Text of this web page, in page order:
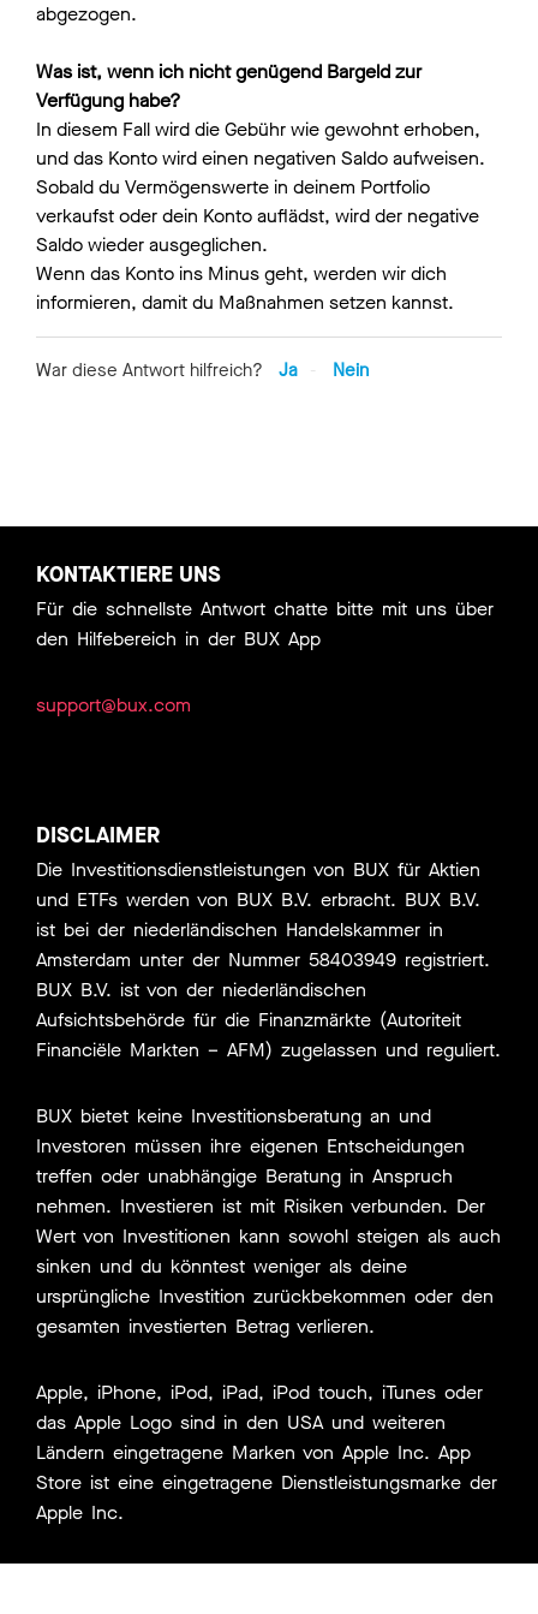
abgezogen.
Was ist, wenn ich nicht genügend Bargeld zur
Verfügung habe?
In diesem Fall wird die Gebühr wie gewohnt erhoben,
und das Konto wird einen negativen Saldo aufweisen.
Sobald du Vermögenswerte in deinem Portfolio
verkaufst oder dein Konto auflädst, wird der negative
Saldo wieder ausgeglichen.
Wenn das Konto ins Minus geht, werden wir dich
informieren, damit du Maßnahmen setzen kannst.
War diese Antwort hilfreich? Ja Nein
KONTAKTIERE UNS
Für die schnellste Antwort chatte bitte mit uns über
den Hilfebereich in der BUX App
support@bux.com
DISCLAIMER
Die Investitionsdienstleistungen von BUX für Aktien
und ETFs werden von BUX B.V. erbracht. BUX B.V.
ist bei der niederländischen Handelskammer in
Amsterdam unter der Nummer 58403949 registriert.
BUX B.V. ist von der niederländischen
Aufsichtsbehörde für die Finanzmärkte (Autoriteit
Financiële Markten – AFM) zugelassen und reguliert.
BUX bietet keine Investitionsberatung an und
Investoren müssen ihre eigenen Entscheidungen
treffen oder unabhängige Beratung in Anspruch
nehmen. Investieren ist mit Risiken verbunden. Der
Wert von Investitionen kann sowohl steigen als auch
sinken und du könntest weniger als deine
ursprüngliche Investition zurückbekommen oder den
gesamten investierten Betrag verlieren.
Apple, iPhone, iPod, iPad, iPod touch, iTunes oder
das Apple Logo sind in den USA und weiteren
Ländern eingetragene Marken von Apple Inc. App
Store ist eine eingetragene Dienstleistungsmarke der
Apple Inc.